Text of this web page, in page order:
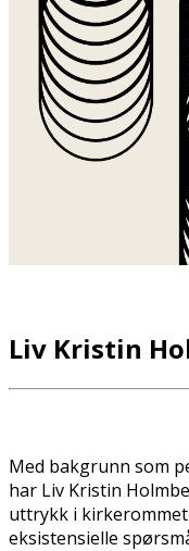
Liv Kristin
Med bakgrunn som
har Liv Kristin
uttrykk i
eksistensielle